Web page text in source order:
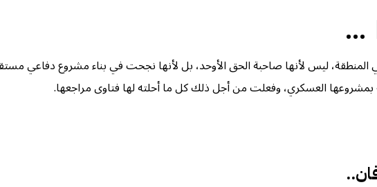
…
المنطقة، ليس لأنها صاحبة الحق الأوحد، بل لأنها نجحت في بناء مشروع دفاعي
بمشروعها العسكري، وفعلت من أجل ذلك كل ما أحلته لها فتاوى مراجعها.
..